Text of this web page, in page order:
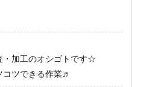
・加工のオシゴトです☆
コツできる作業♬